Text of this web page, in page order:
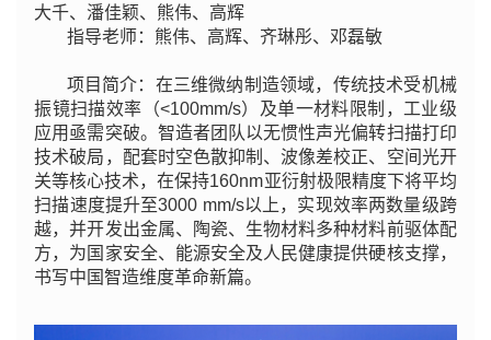
大千、潘佳颖、熊伟、高辉
指导老师：熊伟、高辉、齐琳彤、邓磊敏
项目简介：在三维微纳制造领域，传统技术受机械
振镜扫描效率（<100mm/s）及单一材料限制，工业级
应用亟需突破。智造者团队以无惯性声光偏转扫描打印
技术破局，配套时空色散抑制、波像差校正、空间光开
关等核心技术，在保持160nm亚衍射极限精度下将平均
扫描速度提升至3000 mm/s以上，实现效率两数量级跨
越，并开发出金属、陶瓷、生物材料多种材料前驱体配
方，为国家安全、能源安全及人民健康提供硬核支撑，
书写中国智造维度革命新篇。